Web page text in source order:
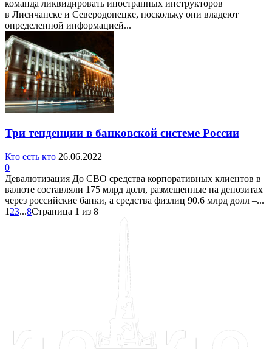
команда ликвидировать иностранных инструкторов
в Лисичанске и Северодонецке, поскольку они владеют
определенной информацией...
Три тенденции в банковской системе России
Кто есть кто 26.06.2022
0
Девалютизация До СВО средства корпоративных клиентов в
валюте составляли 175 млрд долл, размещенные на депозитах
через российские банки, а средства физлиц 90.6 млрд долл –...
1 23...8Страница 1 из 8